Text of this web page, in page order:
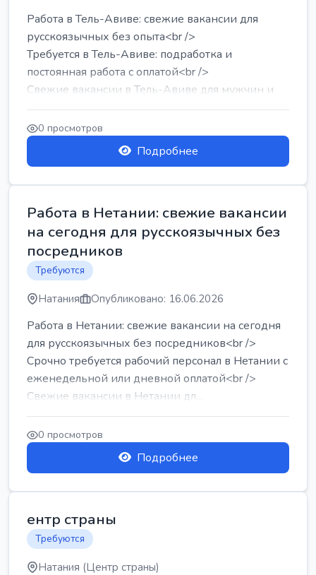
Работа в Тель-Авиве: свежие вакансии для
русскоязычных без опыта<br />
Требуется в Тель-Авиве: подработка и
постоянная работа с оплатой<br />
Свежие вакансии в Тель-Авиве для мужчин и
женщин от хозя...
0 просмотров
Подробнее
Работа в Нетании: свежие вакансии
на сегодня для русскоязычных без
посредников
Требуются
Натания Опубликовано: 16.06.2026
Работа в Нетании: свежие вакансии на сегодня
для русскоязычных без посредников<br />
Срочно требуется рабочий персонал в Нетании с
еженедельной или дневной оплатой<br />
Свежие вакансии в Нетании дл...
0 просмотров
Подробнее
ентр страны
Требуются
Натания (Центр страны)